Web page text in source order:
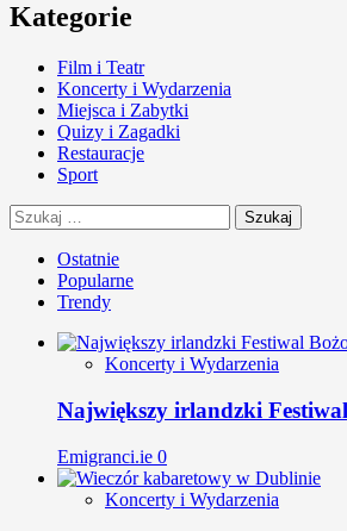
Kategorie
Film i Teatr
Koncerty i Wydarzenia
Miejsca i Zabytki
Quizy i Zagadki
Restauracje
Sport
Szukaj:
Ostatnie
Popularne
Trendy
Koncerty i Wydarzenia
Największy irlandzki
Emigranci.ie 0
Koncerty i Wydarzenia